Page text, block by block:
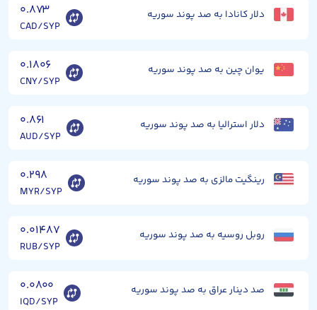
دلار کانادا به صد پوند سوریه ۰.۸۷۳
CAD/SYP
یوان چین به صد پوند سوریه ۰.۱۸۰۶
CNY/SYP
دلار استرالیا به صد پوند سوریه ۰.۸۶۱
AUD/SYP
رینگیت مالزی به صد پوند سوریه ۰.۲۹۸
MYR/SYP
روبل روسیه به صد پوند سوریه ۰.۰۱۴۸۷
RUB/SYP
صد دینار عراق به صد پوند سوریه ۰.۰۸۰۰
IQD/SYP